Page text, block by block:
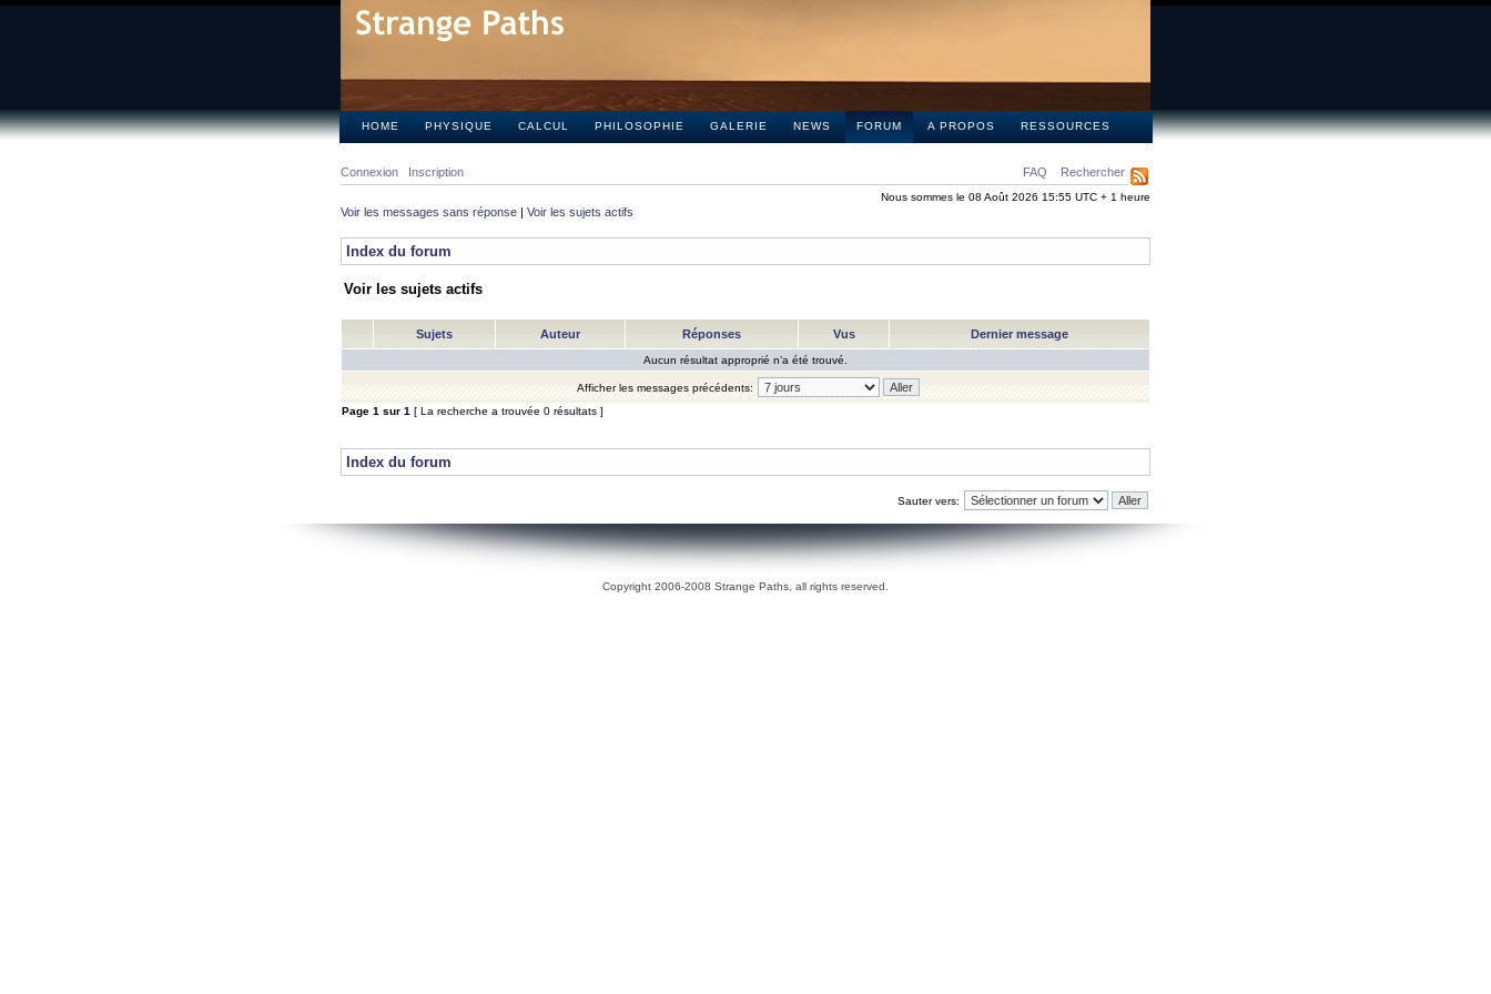
HOME PHYSIQUE CALCUL PHILOSOPHIE GALERIE NEWS FORUM A PROPOS RESSOURCES
FAQ Rechercher
Connexion Inscription
Nous sommes le 08 Août 2026 15:55 UTC + 1 heure
Voir les messages sans réponse | Voir les sujets actifs
Index du forum
Voir les sujets actifs
Sujets Auteur Réponses Vus Dernier message
Aucun résultat approprié n’a été trouvé.
Afficher les messages précédents:
Page 1 sur 1 [ La recherche a trouvée 0 résultats ]
Index du forum
Sauter vers:
Copyright 2006-2008 Strange Paths, all rights reserved.